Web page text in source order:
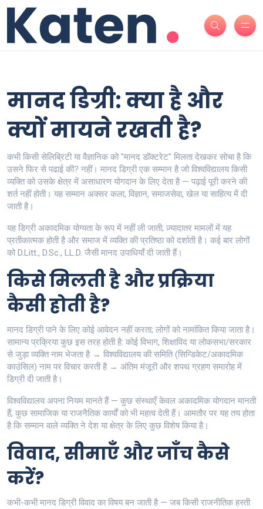
मानद डिग्री: क्या है और
क्यों मायने रखती है?
कभी किसी सेलिब्रिटी या वैज्ञानिक को "मानद डॉक्टरेट" मिलता देखकर सोचा है कि
उसने फिर से पढाई की? नहीं। मानद डिग्री एक सम्मान है जो विश्वविद्यालय किसी
व्यक्ति को उसके क्षेत्र में असाधारण योगदान के लिए देता है — पढ़ाई पूरी करने की
शर्त नहीं होती। यह सम्मान अक्सर कला, विज्ञान, समाजसेवा, खेल या साहित्य में दी
जाती है।
यह डिग्री अकादमिक योग्यता के रूप में नहीं ली जाती; ज़्यादातर मामलों में यह
प्रतीकात्मक होती है और समाज में व्यक्ति की प्रतिष्ठा को दर्शाती है। कई बार लोगों
को D.Litt., D.Sc., LL.D. जैसी मानद उपाधियाँ दी जाती हैं।
किसे मिलती है और प्रक्रिया
कैसी होती है?
मानद डिग्री पाने के लिए कोई आवेदन नहीं करता; लोगों को नामांकित किया जाता है।
सामान्य प्रक्रिया कुछ इस तरह होती है: कोई विभाग, शिक्षाविद या लोकसभा/सरकार
से जुड़ा व्यक्ति नाम भेजता है → विश्वविद्यालय की समिति (सिन्डिकेट/अकादमिक
काउंसिल) नाम पर विचार करती है → अंतिम मंजूरी और शपथ ग्रहण समारोह में
डिग्री दी जाती है।
विश्वविद्यालय अपना नियम मानते हैं — कुछ संस्थाएँ केवल अकादमिक योगदान मानती
हैं, कुछ सामाजिक या राजनैतिक कार्यों को भी महत्व देती हैं। आमतौर पर यह तय होता
है कि सम्मान वाले व्यक्ति ने देश या क्षेत्र के लिए कुछ विशेष किया है।
विवाद, सीमाएँ और जाँच कैसे
करें?
कभी-कभी मानद डिग्री विवाद का विषय बन जाती है — जब किसी राजनीतिक हस्ती